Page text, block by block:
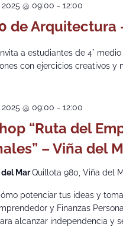
de Arquitectura
@ 09:00 - 12:00
a estudiantes de 4°
con ejercicios creativos
“Ruta del
– Viña del
@ 09:00 - 12:00
del MarQuillota 980, Viña del
potenciar tus ideas y
y Finanzas
alcanzar independencia y